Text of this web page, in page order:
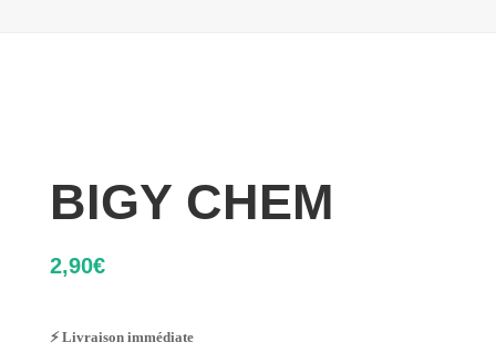
BIGY CHEM
2,90€
⚡ Livraison immédiate